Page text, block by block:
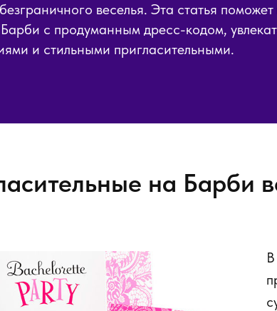
веселья. Эта статья
с продуманным дресс-кодом,
и стильными пригласительными.
на Барби